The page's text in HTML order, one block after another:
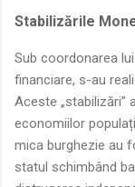
Stabilizările
Sub coordonarea lui
financiare, s-au
Aceste
economiilor
mica burghezie au
statul schimbând